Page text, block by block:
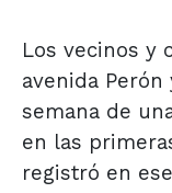
Los vecinos y
avenida
semana de
en las
registró en